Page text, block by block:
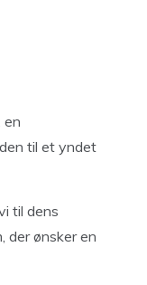
en
til et yndet
til dens
der ønsker en